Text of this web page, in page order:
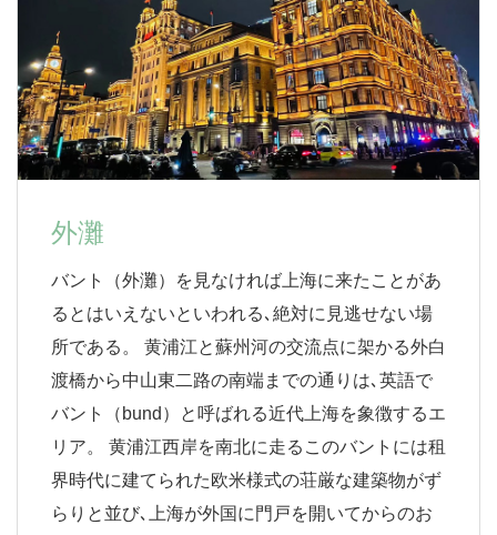
外灘
バント（外灘）を見なければ上海に来たことがあ
るとはいえないといわれる､絶対に見逃せない場
所である。 黄浦江と蘇州河の交流点に架かる外白
渡橋から中山東二路の南端までの通りは､英語で
バント（bund）と呼ばれる近代上海を象徴するエ
リア。 黄浦江西岸を南北に走るこのバントには租
界時代に建てられた欧米様式の荘厳な建築物がず
らりと並び､上海が外国に門戸を開いてからのお